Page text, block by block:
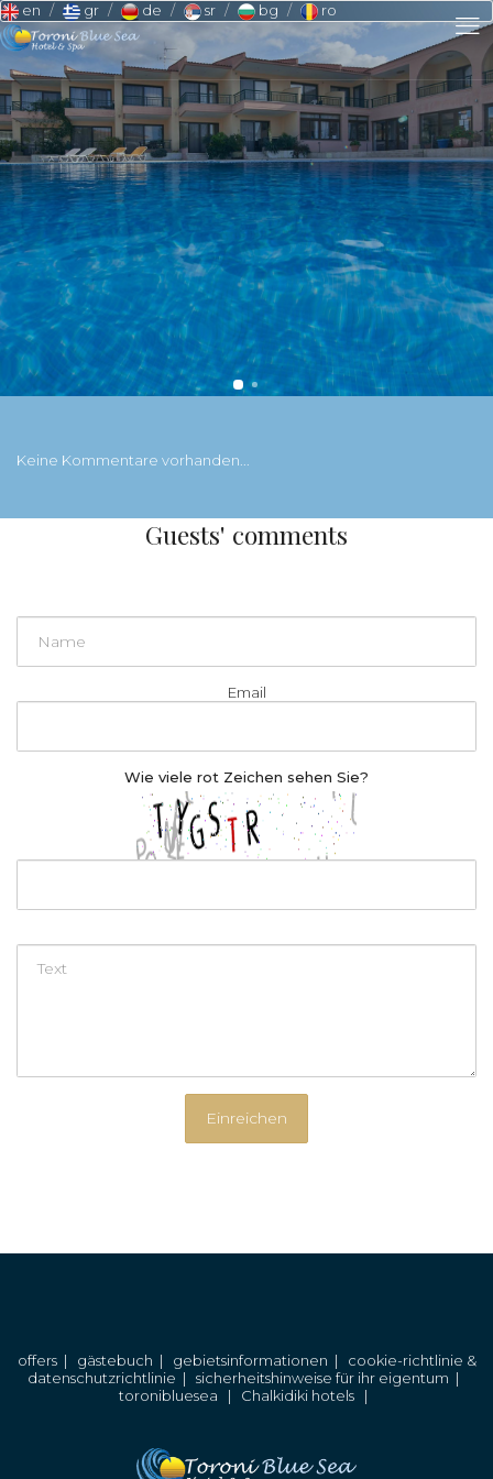
en gr de sr bg ro
Keine Kommentare vorhanden...
Guests' comments
Email
Wie viele rot Zeichen sehen Sie?
offers| gästebuch | gebietsinformationen | cookie-richtlinie &
datenschutzrichtlinie | sicherheitshinweise für ihr eigentum |
toronibluesea | Chalkidiki hotels |